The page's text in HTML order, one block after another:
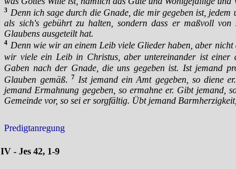
3 Denn ich sage durch die Gnade, die mir gegeben ist, jedem
als sich's gebührt zu halten, sondern dass er maßvoll
Glaubens ausgeteilt hat.
4 Denn wie wir an einem Leib viele Glieder haben, aber nicht
wir viele ein Leib in Christus, aber untereinander ist einer
Gaben nach der Gnade, die uns gegeben ist. Ist jemand
Glauben gemäß. 7 Ist jemand ein Amt gegeben, so diene
jemand Ermahnung gegeben, so ermahne er. Gibt jemand,
Gemeinde vor, so sei er sorgfältig. Übt jemand
Predigtanregung
IV - Jes 42, 1-9